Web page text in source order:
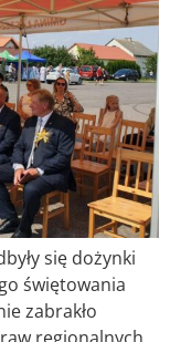
się dożynki
świętowania
zabrakło